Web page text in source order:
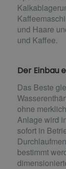
und Haare
und Kaffee.
Der Einbau
Das Beste
ohne
Anlage wird
sofort in
bestimmt